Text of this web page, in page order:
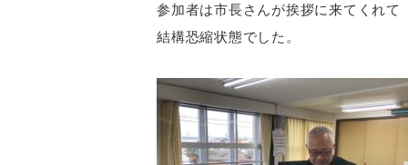
参加者は市長さんが挨拶に来てくれて
結構恐縮状態でした。